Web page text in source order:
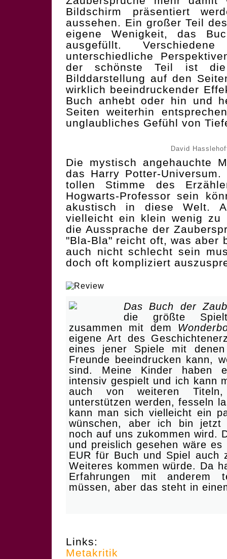
Bildschirm präsentiert
aussehen. Ein großer Teil
eigene Wenigkeit, das
ausgefüllt.
unterschiedliche
der schönste Teil ist die
Bilddarstellung auf den
wirklich beeindruckender
Buch anhebt oder hin und
Seiten weiterhin
unglaubliches Gefühl von
David
Die mystisch angehauchte
das Harry Potter-
tollen Stimme des
Hogwarts-Professor sein
akustisch in diese Welt.
vielleicht ein klein wenig zu
die Aussprache der
"Bla-Bla" reicht oft, was aber
auch nicht schlecht sein
doch oft kompliziert
Das Buch der
die größte
zusammen mit dem
eigene Art des
eines jener Spiele mit
Freunde beeindrucken kann,
sind. Meine Kinder haben
intensiv gespielt und ich kann
auch von weiteren
unterstützen werden, fesseln
kann man sich vielleicht ein
wünschen, aber ich bin jetzt
noch auf uns zukommen wird.
und preislich gesehen wäre
EUR für Buch und Spiel auch
Weiteres kommen würde. Da
Erfahrungen mit anderem
müssen, aber das steht in
Links:
Metakritik